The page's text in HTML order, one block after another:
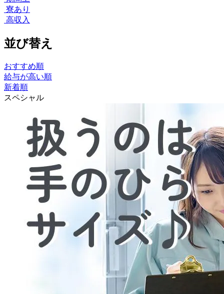
寮あり
高収入
並び替え
おすすめ順
給与が高い順
新着順
スペシャル